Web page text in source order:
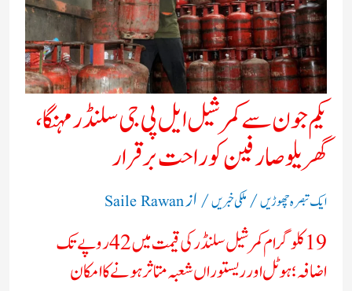
یکم جون سے کمرشیل ایل پی جی سلنڈر مہنگا،
گھریلو صارفین کو راحت برقرار
ایک تبصرہ چھوڑیں/ملکی خبریں/ ازSaile Rawan
19 کلوگرام کمرشیل سلنڈر کی قیمت میں 42 روپے تک
اضافہ؛ ہوٹل اور ریستوراں شعبہ متاثر ہونے کا امکان